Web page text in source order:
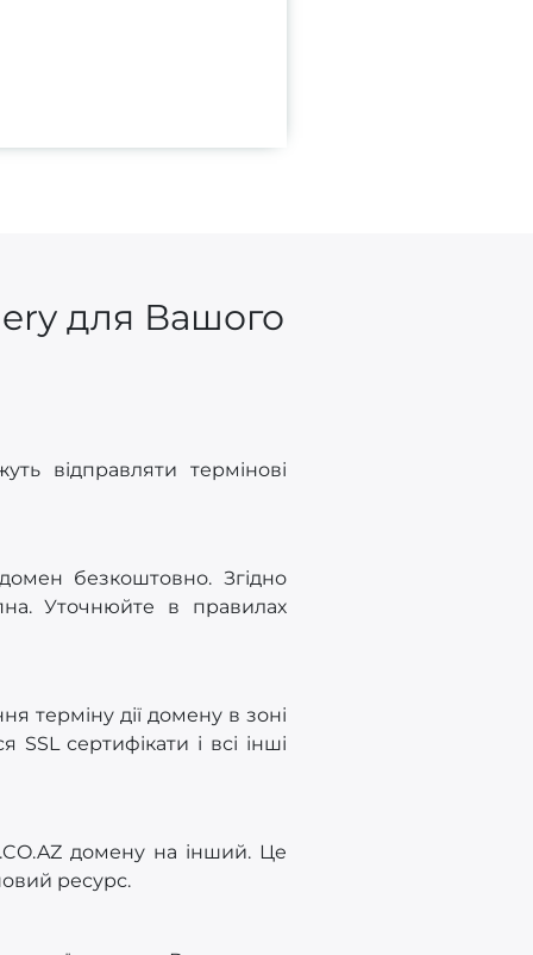
для Вашого
відправляти термінові
безкоштовно. Згідно
Уточнюйте в правилах
терміну дії домену в зоні
сертифікати і всі інші
домену на інший. Це
ресурс.